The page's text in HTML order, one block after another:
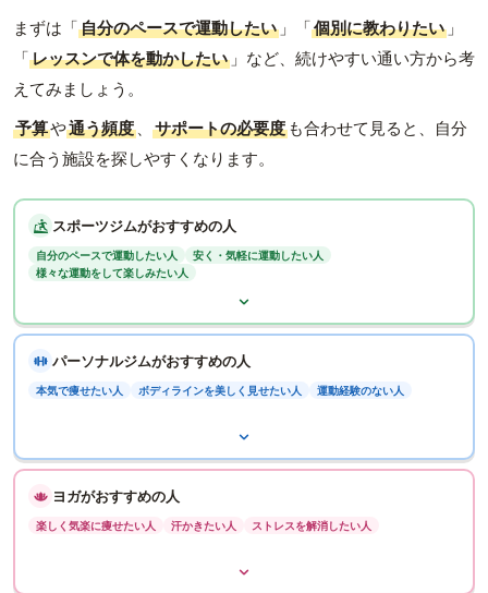
まずは「自分のペースで運動したい 」「個別に教わりたい 」
「レッスンで体を動かしたい 」など、続けやすい通い方から考
えてみましょう。
予算や通う頻度 、 サポートの必要度 も合わせて見ると、自分
に合う施設を探しやすくなります。
スポーツジムがおすすめの人
自分のペースで運動したい人
安く・気軽に運動したい人
様々な運動をして楽しみたい人
パーソナルジムがおすすめの人
本気で痩せたい人 ボディラインを美しく見せたい人 運動経験のない人
ヨガがおすすめの人
楽しく気楽に痩せたい人 汗かきたい人 ストレスを解消したい人